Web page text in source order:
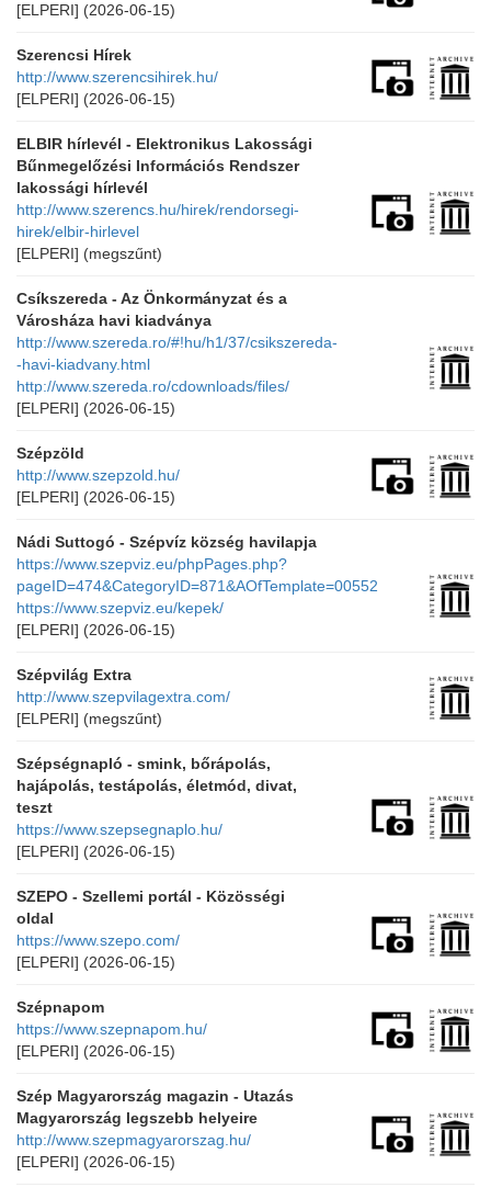
[ELPERI] (2026-06-15)
Szerencsi Hírek
http://www.szerencsihirek.hu/
[ELPERI] (2026-06-15)
ELBIR hírlevél - Elektronikus Lakossági
Bűnmegelőzési Információs Rendszer
lakossági hírlevél
http://www.szerencs.hu/hirek/rendorsegi-
hirek/elbir-hirlevel
[ELPERI] (megszűnt)
Csíkszereda - Az Önkormányzat és a
Városháza havi kiadványa
http://www.szereda.ro/#!hu/h1/37/csikszereda-
-havi-kiadvany.html
http://www.szereda.ro/cdownloads/files/
[ELPERI] (2026-06-15)
Szépzöld
http://www.szepzold.hu/
[ELPERI] (2026-06-15)
Nádi Suttogó - Szépvíz község havilapja
https://www.szepviz.eu/phpPages.php?
pageID=474&CategoryID=871&AOfTemplate=00552
https://www.szepviz.eu/kepek/
[ELPERI] (2026-06-15)
Szépvilág Extra
http://www.szepvilagextra.com/
[ELPERI] (megszűnt)
Szépségnapló - smink, bőrápolás,
hajápolás, testápolás, életmód, divat,
teszt
https://www.szepsegnaplo.hu/
[ELPERI] (2026-06-15)
SZEPO - Szellemi portál - Közösségi
oldal
https://www.szepo.com/
[ELPERI] (2026-06-15)
Szépnapom
https://www.szepnapom.hu/
[ELPERI] (2026-06-15)
Szép Magyarország magazin - Utazás
Magyarország legszebb helyeire
http://www.szepmagyarorszag.hu/
[ELPERI] (2026-06-15)